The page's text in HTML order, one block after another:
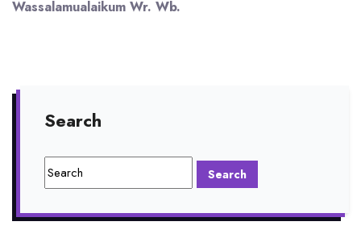
Wassalamualaikum Wr. Wb.
Search